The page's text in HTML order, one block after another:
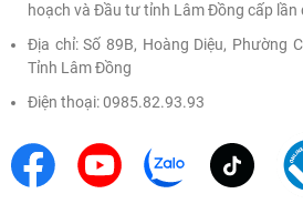
hoạch và Đầu tư tỉnh Lâm Đồng cấp
Địa chỉ: Số 89B, Hoàng Diệu, Phường
Tỉnh Lâm Đồng
Điện thoại: 0985.82.93.93